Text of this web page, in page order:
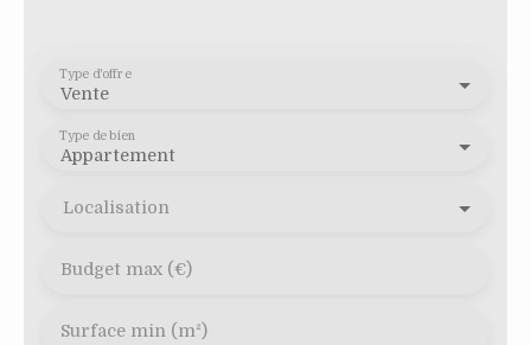
Vente
Type d'offre
Appartement
Type de bien
Localisation
Budget max (€)
Surface min (m²)